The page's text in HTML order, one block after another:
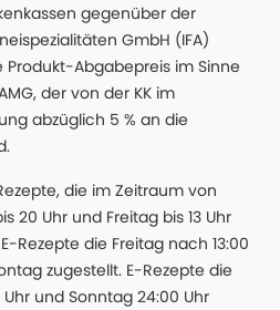
gegenüber der
GmbH (IFA)
Abgabepreis im Sinne
der von der KK im
abzüglich 5 % an die
die im Zeitraum von
20 Uhr und Freitag bis 13 Uhr
Rezepte die Freitag nach 13:00
zugestellt. E-Rezepte die
und Sonntag 24:00 Uhr